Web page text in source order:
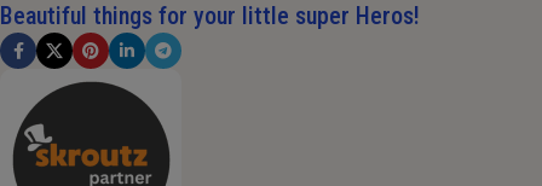
Beautiful things for your little super Heros!